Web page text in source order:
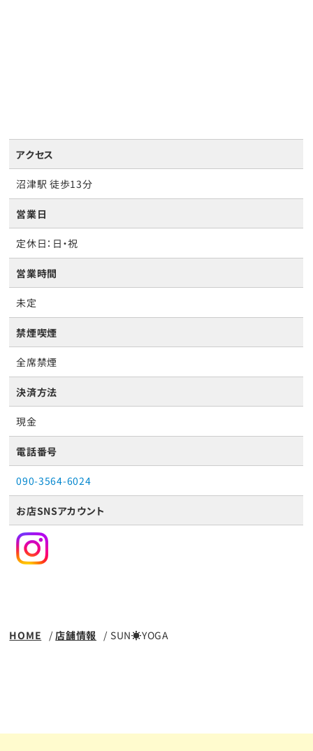
アクセス
沼津駅 徒歩13分
営業日
定休日：日・祝
営業時間
未定
禁煙喫煙
全席禁煙
決済方法
現金
電話番号
090-3564-6024
お店SNSアカウント
HOME 店舗情報 SUN☀︎YOGA